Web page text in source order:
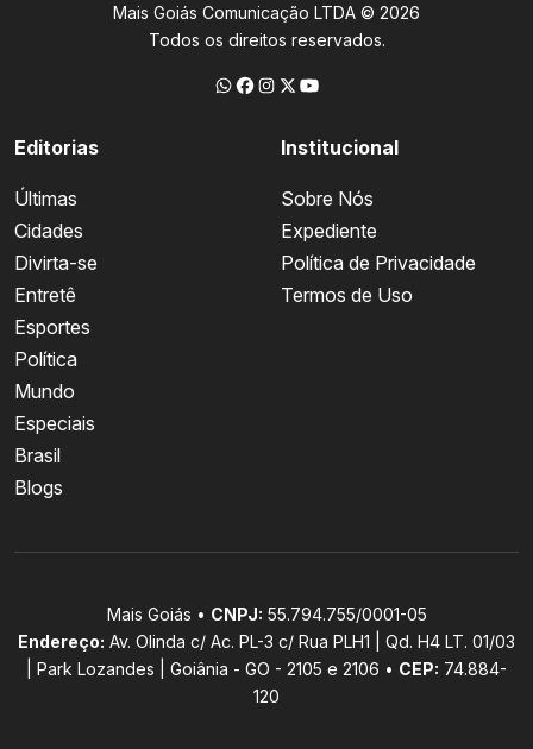
Mais Goiás Comunicação LTDA © 2026
Todos os direitos reservados.
Editorias
Últimas
Cidades
Divirta-se
Entretê
Esportes
Política
Mundo
Especiais
Brasil
Blogs
Institucional
Sobre Nós
Expediente
Política de Privacidade
Termos de Uso
Mais Goiás • CNPJ: 55.794.755/0001-05
Endereço: Av. Olinda c/ Ac. PL-3 c/ Rua PLH1 | Qd. H4 LT. 01/03
| Park Lozandes | Goiânia - GO - 2105 e 2106 • CEP: 74.884-
120